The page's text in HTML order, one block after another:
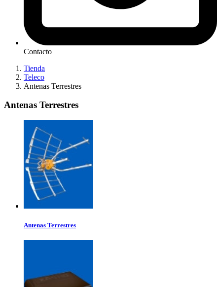
Contacto
Tienda
Teleco
Antenas Terrestres
Antenas Terrestres
Antenas Terrestres